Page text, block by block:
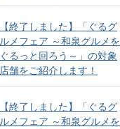
【終了しました】「ぐるグ
ルメフェア ～和泉グルメを
ぐるっと回ろう～」の対象
店舗をご紹介します！
【終了しました】「ぐるグ
ルメフェア ～和泉グルメを